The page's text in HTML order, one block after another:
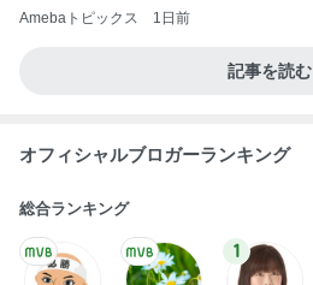
Amebaトピックス 1日前
記事を読む
オフィシャルブロガーランキング
総合ランキング
1